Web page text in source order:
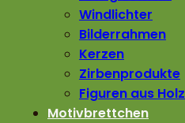
Windlichter
Bilderrahmen
Kerzen
Zirbenprodukte
Figuren aus Holz
Motivbrettchen